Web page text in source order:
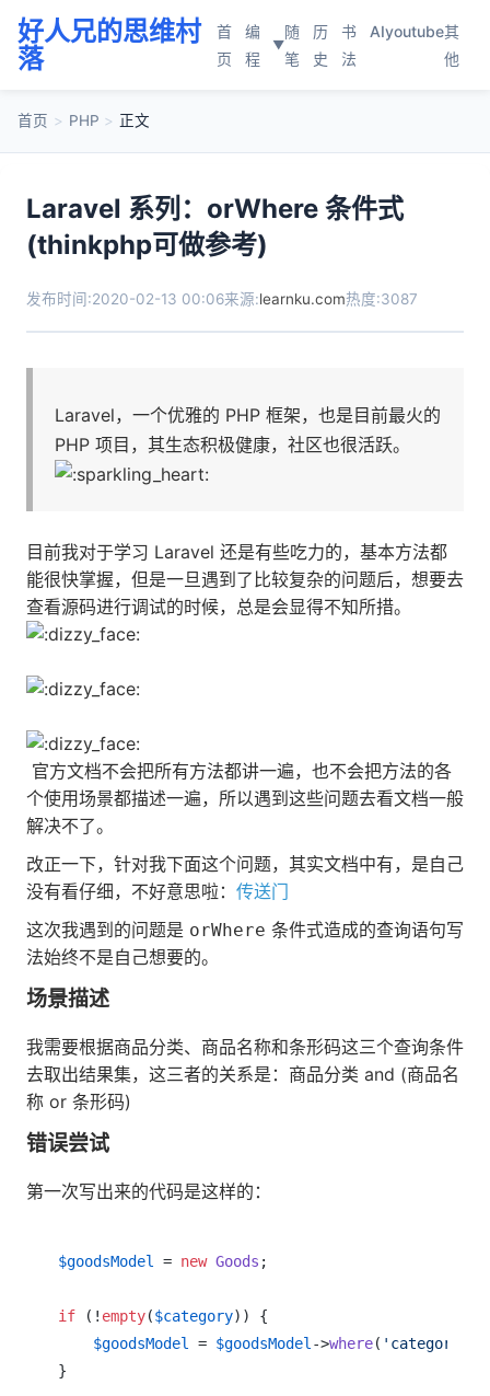
好人兄的思维村
落
首
页
编
程
▼
随
笔
历
史
书
法
AIyoutube其
他
首页 > PHP > 正文
Laravel 系列：orWhere 条件式
(thinkphp可做参考)
发布时间:2020-02-13 00:06来源:learnku.com热度:3087
Laravel，一个优雅的 PHP 框架，也是目前最火的
PHP 项目，其生态积极健康，社区也很活跃。
目前我对于学习 Laravel 还是有些吃力的，基本方法都
能很快掌握，但是一旦遇到了比较复杂的问题后，想要去
查看源码进行调试的时候，总是会显得不知所措。
官方文档不会把所有方法都讲一遍，也不会把方法的各
个使用场景都描述一遍，所以遇到这些问题去看文档一般
解决不了。
改正一下，针对我下面这个问题，其实文档中有，是自己
没有看仔细，不好意思啦： 传送门
这次我遇到的问题是 orWhere 条件式造成的查询语句写
法始终不是自己想要的。
场景描述
我需要根据商品分类、商品名称和条形码这三个查询条件
去取出结果集，这三者的关系是：商品分类 and (商品名
称 or 条形码)
错误尝试
第一次写出来的代码是这样的：
$goodsModel = new Goods ;
if (! empty($category)) {
$goodsModel
= $goodsModel ->where( 'category'
}